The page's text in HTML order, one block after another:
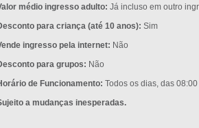
médio ingresso adulto: Já incluso em outro
para criança (até 10 anos): Sim
ingresso pela internet: Não
para grupos: Não
de Funcionamento: Todos os dias, das
a mudanças inesperadas.